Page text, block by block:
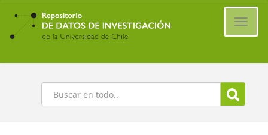
Ir
contenido
principal
Buscar